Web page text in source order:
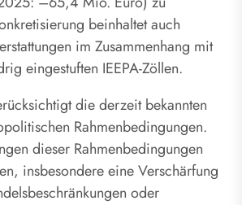
beinhaltet auch
im Zusammenhang mit
eingestuften IEEPA-Zöllen.
die derzeit bekannten
Rahmenbedingungen.
dieser Rahmenbedingungen
insbesondere eine Verschärfung
oder